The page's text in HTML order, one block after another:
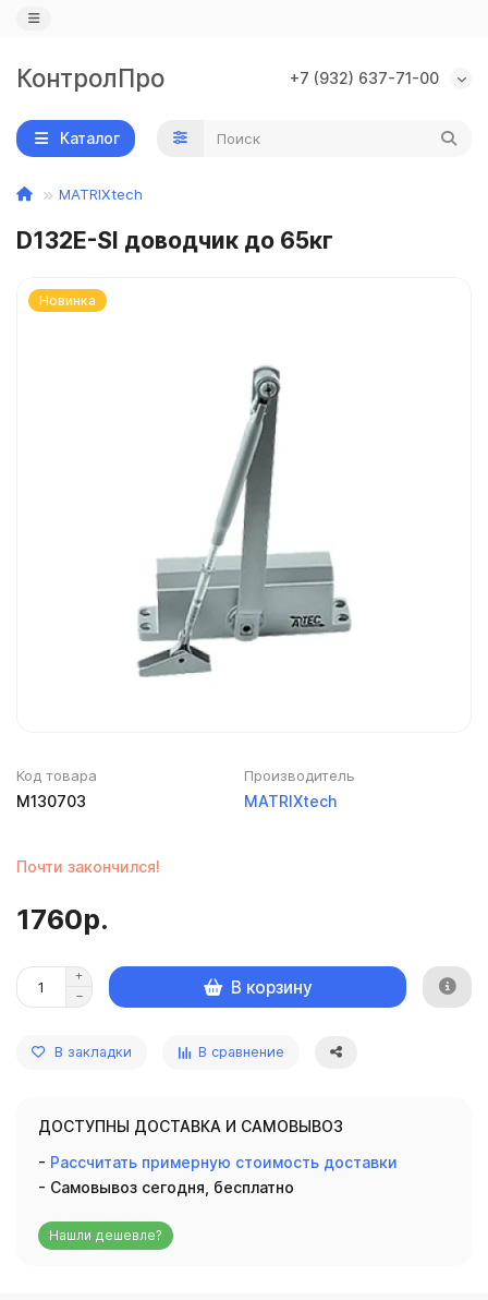
КонтролПро +7 (932) 637-71-00
Назад
IP камеры
Wi-Fi камеры
IP видеорегистраторы
AHD камеры
Назад
PoE коммутаторы
PoE оборудование
Назад
Замки
Доводчики
Кодовые клавиатуры
Контроллеры, считыватели, кнопки
Каталог
MATRIXtech
D132E-Sl доводчик до 65кг
Новинка
Код товара
M130703
Производитель
MATRIXtech
Почти закончился!
1760р.
В корзину
В закладки В сравнение
ДОСТУПНЫ ДОСТАВКА И САМОВЫВОЗ
- Рассчитать примерную стоимость доставки
- Самовывоз сегодня, бесплатно
Нашли дешевле?